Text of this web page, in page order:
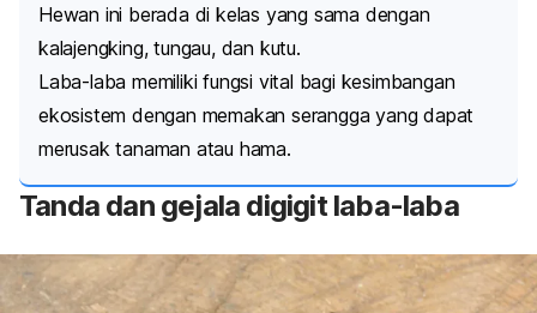
Hewan ini berada di kelas yang sama dengan
kalajengking, tungau, dan kutu.
Laba-laba memiliki fungsi vital bagi kesimbangan
ekosistem dengan memakan serangga yang dapat
merusak tanaman atau hama.
Tanda dan gejala digigit laba-laba